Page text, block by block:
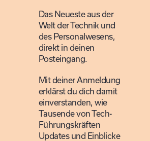
Das Neueste aus der
Welt der Technik und
des Personalwesens,
direkt in deinen
Posteingang.
Mit deiner Anmeldung
erklärst du dich damit
einverstanden, wie
Tausende von Tech-
Führungskräften
Updates und Einblicke